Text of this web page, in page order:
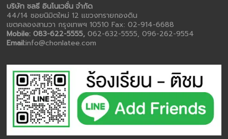
บริษัท ชลธี อินโนเวชั่น จำกัด
44/14 ซอยนิมิตใหม่ 12 แขวงทรายกองดิน
เขตคลองสามวา กรุงเทพฯ 10510 Fax: 02-914-6688
Mobile: 083-622-5555,062-632-5555, 096-262-9554
Email:info@chonlatee.com